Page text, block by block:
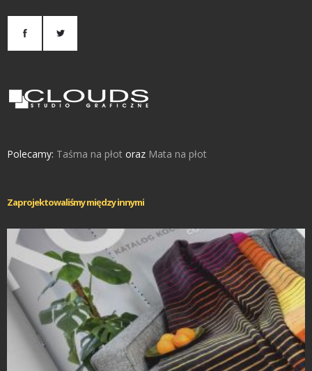
Polecamy: Taśma na płot oraz Mata na płot
Zaprojektowaliśmy między innymi